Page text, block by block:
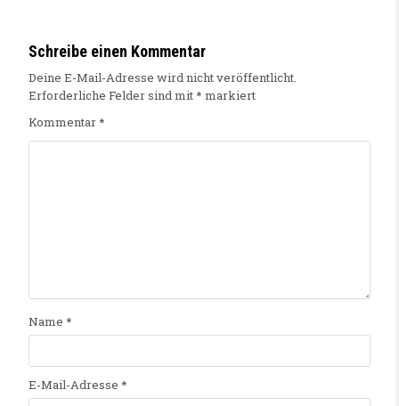
Schreibe einen Kommentar
Deine E-Mail-Adresse wird nicht veröffentlicht.
Erforderliche Felder sind mit* markiert
Kommentar*
Name *
E-Mail-Adresse *